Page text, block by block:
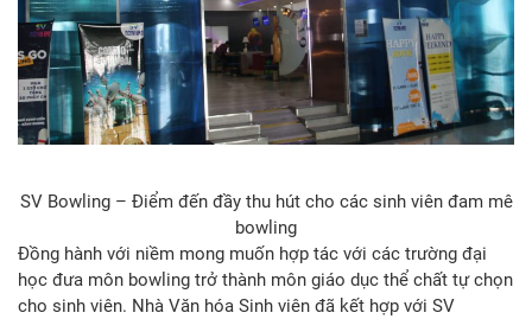
SV Bowling – Điểm đến đầy thu hút cho các sinh viên đam mê
bowling
Đồng hành với niềm mong muốn hợp tác với các trường đại
học đưa môn bowling trở thành môn giáo dục thể chất tự chọn
cho sinh viên. Nhà Văn hóa Sinh viên đã kết hợp với SV